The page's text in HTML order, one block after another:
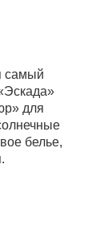
самый
для
белье,